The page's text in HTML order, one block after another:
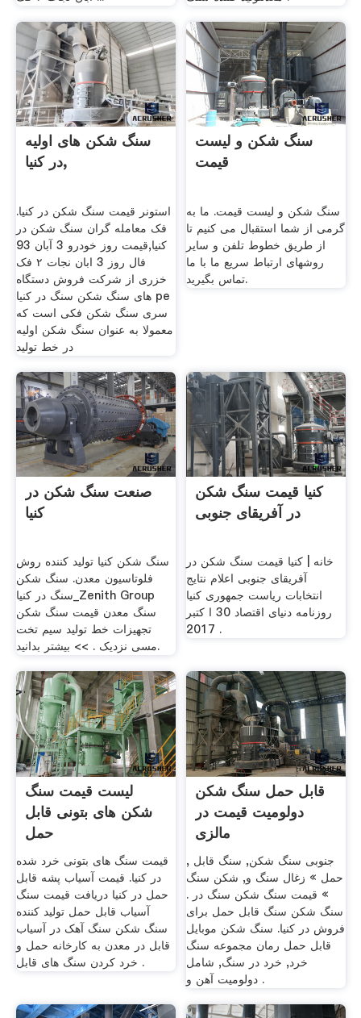
سنگ شکن های اولیه
در کنیا,
استونر قیمت سنگ شکن در کنیا.
فک معامله گران سنگ شکن در
کنیا,قیمت روز خودرو 3 آبان 93
فال روز 3 ابان نجات ۲ فک
خزری از شرکت فروش دستگاه
های سنگ شکن سنگ در کنیا pe
سری سنگ شکن فکی است که
معمولا به عنوان سنگ شکن اولیه
در خط تولید
سنگ شکن و لیست
قیمت
سنگ شکن و لیست قیمت. ما به
گرمی از شما استقبال می کنیم تا
از طریق خطوط تلفن و سایر
روشهای ارتباط سریع ما با ما
تماس بگیرید.
صنعت سنگ شکن در
کنیا
سنگ شکن کنیا تولید کننده روش
فلوتاسیون معدن. سنگ شکن
سنگ در کنیا_Zenith Group
سنگ معدن قیمت سنگ شکن
تجهیزات خط تولید سیم تخت
مسی نزدیک . >> بیشتر بدانید.
کنیا قیمت سنگ شکن
در آفریقای جنوبی
خانه | کنیا قیمت سنگ شکن در
آفریقای جنوبی اعلام نتایج
انتخابات ریاست جمهوری کنیا
روزنامه دنیای اقتصاد 30 ا کتبر
2017 .
لیست قیمت سنگ
شکن های بتونی قابل
حمل
قیمت سنگ های بتونی خرد شده
در کنیا. قیمت آسیاب پشه قابل
حمل در کنیا دریافت قیمت سنگ
آسیاب قابل حمل تولید کننده
سنگ شکن سنگ آهک در آسیاب
قابل در معدن به کارخانه حمل و
خرد کردن سنگ های قابل .
قابل حمل سنگ شکن
دولومیت قیمت در
مالزی
, جنوبی سنگ شکن, سنگ قابل
حمل » زغال سنگ و, شکن سنگ
» قیمت سنگ شکن سنگ در .
سنگ شکن سنگ قابل حمل برای
فروش در کنیا. سنگ شکن موبایل
قابل حمل رمان مجموعه سنگ
خرد, خرد در سنگ, شامل
دولومیت آهن و .